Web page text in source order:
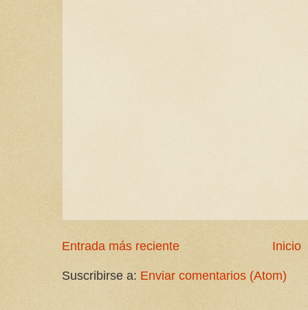
Entrada más reciente Inicio
Suscribirse a: Enviar comentarios (Atom)